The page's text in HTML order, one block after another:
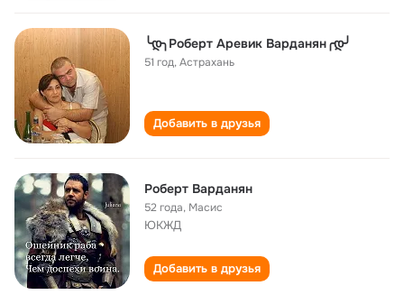
╰დ╮Роберт Аревик Варданян╭დ╯
51 год,Астрахань
Добавить в друзья
Роберт Варданян
52 года, Масис
ЮКЖД
Добавить в друзья